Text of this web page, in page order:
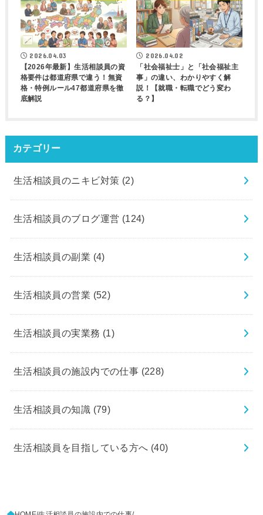
2026.04.03
【2026年最新】生活相談員の資
格要件は都道府県で違う！無資
格・特例ルール47都道府県を徹
底解説
2026.04.02
「社会福祉士」と「社会福祉主
事」の違い、わかりやすく解
説！【就職・転職でどう変わ
る？】
カテゴリー
生活相談員のニキビ対策 (2)
生活相談員のブログ運営 (124)
生活相談員の副業 (4)
生活相談員の営業 (52)
生活相談員の実業務 (1)
生活相談員の施設内での仕事 (228)
生活相談員の知識 (79)
生活相談員を目指している方へ (40)